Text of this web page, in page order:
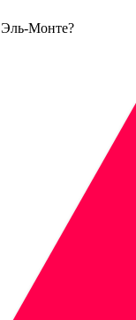
Эль-Монте?